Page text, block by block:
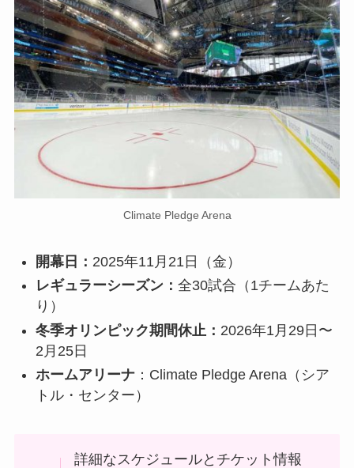
Climate Pledge Arena
開幕日： 2025年11月21日（金）
レギュラーシーズン： 全30試合（1チームあた
り）
冬季オリンピック期間休止： 2026年1月29日〜
2月25日
ホームアリーナ：Climate Pledge Arena（シア
トル・センター）
詳細なスケジュールとチケット情報